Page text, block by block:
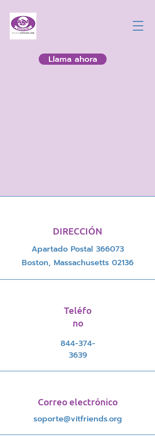
Llama ahora
DIRECCIÓN
Apartado Postal 366073
Boston, Massachusetts 02136
Teléfo
no
844-374-
3639
Correo electrónico
soporte@vitfriends.org